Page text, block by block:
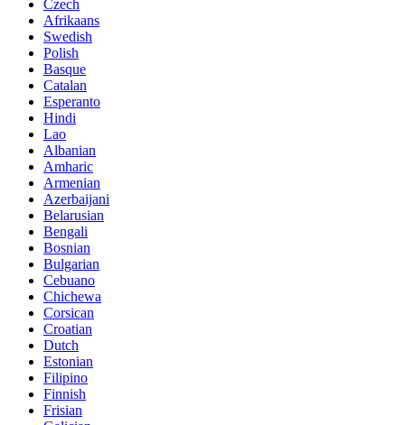
Czech
Afrikaans
Swedish
Polish
Basque
Catalan
Esperanto
Hindi
Lao
Albanian
Amharic
Armenian
Azerbaijani
Belarusian
Bengali
Bosnian
Bulgarian
Cebuano
Chichewa
Corsican
Croatian
Dutch
Estonian
Filipino
Finnish
Frisian